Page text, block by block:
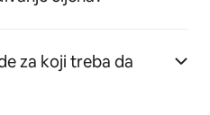
za koji treba da